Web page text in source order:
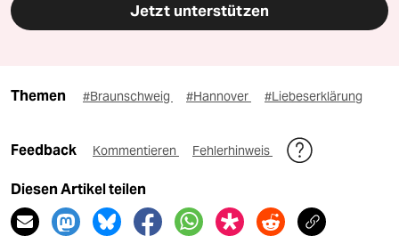
Jetzt unterstützen
Themen #Braunschweig #Hannover #Liebeserklärung
Feedback Kommentieren Fehlerhinweis
Diesen Artikel teilen